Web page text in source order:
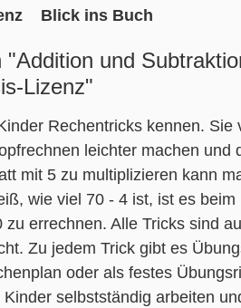
Blick ins Buch
und
Lizenz"
Rechentricks kennen.
leichter machen und
mit 5 zu multiplizieren kann
wie viel 70 - 4 ist, ist es
errechnen. Alle Tricks sind
Zu jedem Trick gibt es
oder als festes
selbstständig arbeiten